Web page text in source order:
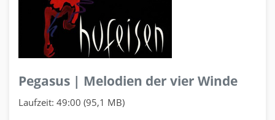
Pegasus | Melodien der vier Winde
Laufzeit: 49:00 (95,1 MB)